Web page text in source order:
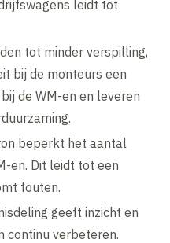
leidt tot
tot minder verspilling,
bij de monteurs een
de WM-en en leveren
beperkt het aantal
en. Dit leidt tot een
fouten.
geeft inzicht en
continu verbeteren.